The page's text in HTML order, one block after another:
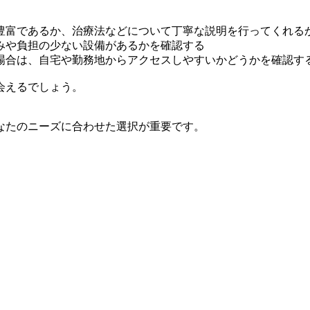
であるか、治療法などについて丁寧な説明を行ってくれる
負担の少ない設備があるかを確認する
は、自宅や勤務地からアクセスしやすいかどうかを確認す
るでしょう。
のニーズに合わせた選択が重要です。